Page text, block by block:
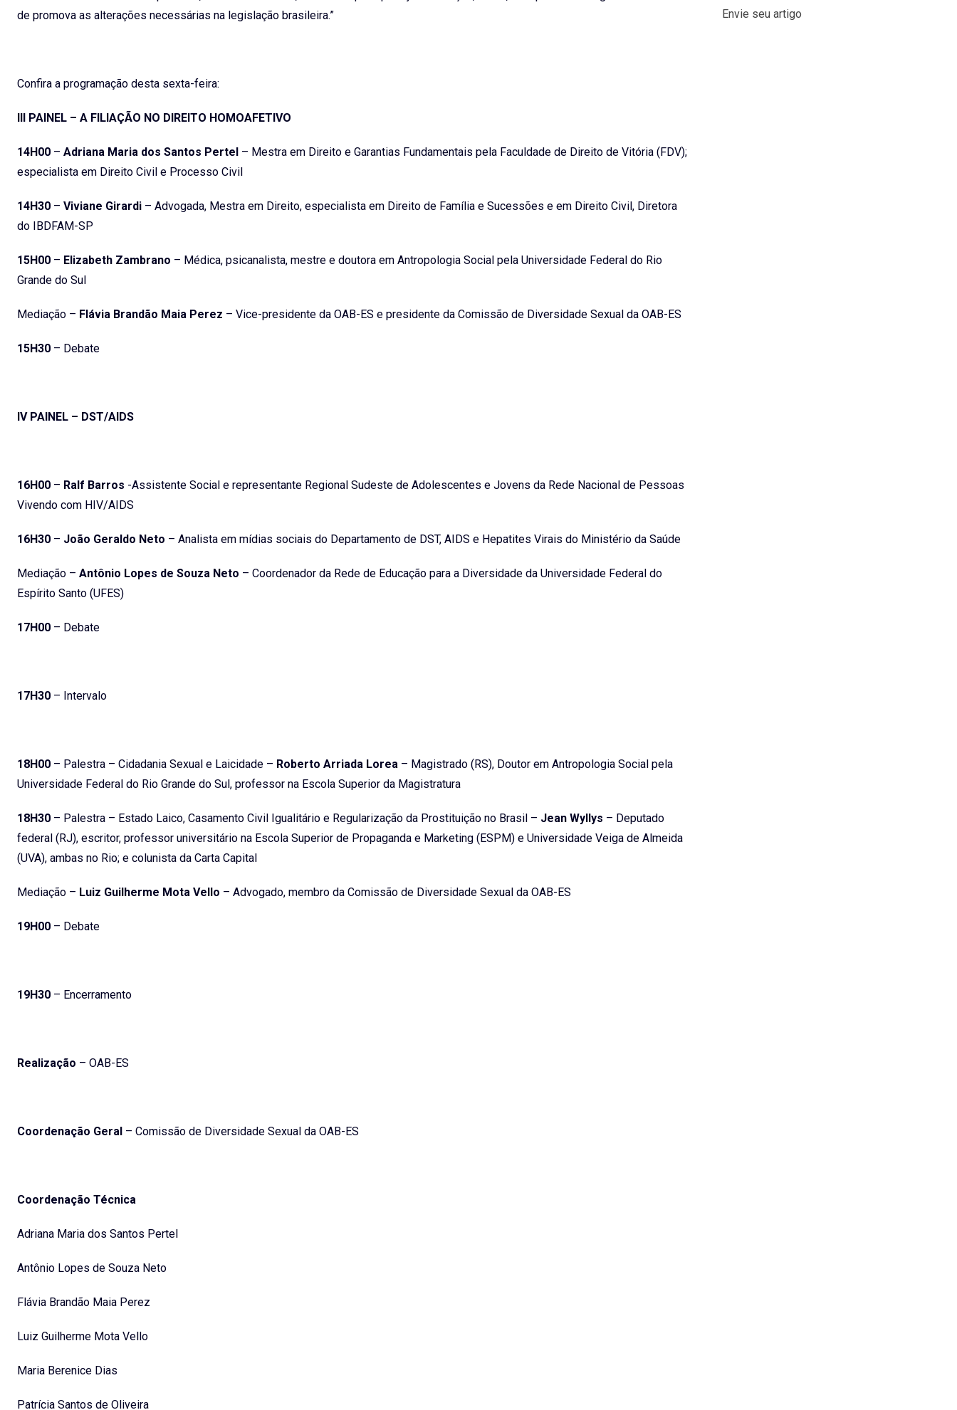
de promova as alterações necessárias na legislação brasileira.”
Confira a programação desta sexta-feira:
III PAINEL – A FILIAÇÃO NO DIREITO HOMOAFETIVO
14H00 – Adriana Maria dos Santos Pertel – Mestra em Direito e Garantias Fundamentais pela Faculdade de Direito de Vitória (FDV);
especialista em Direito Civil e Processo Civil
14H30 – Viviane Girardi – Advogada, Mestra em Direito, especialista em Direito de Família e Sucessões e em Direito Civil, Diretora
do IBDFAM-SP
15H00 – Elizabeth Zambrano – Médica, psicanalista, mestre e doutora em Antropologia Social pela Universidade Federal do Rio
Grande do Sul
Mediação – Flávia Brandão Maia Perez – Vice-presidente da OAB-ES e presidente da Comissão de Diversidade Sexual da OAB-ES
15H30 – Debate
IV PAINEL – DST/AIDS
16H00 – Ralf Barros -Assistente Social e representante Regional Sudeste de Adolescentes e Jovens da Rede Nacional de Pessoas
Vivendo com HIV/AIDS
16H30 – João Geraldo Neto – Analista em mídias sociais do Departamento de DST, AIDS e Hepatites Virais do Ministério da Saúde
Mediação – Antônio Lopes de Souza Neto – Coordenador da Rede de Educação para a Diversidade da Universidade Federal do
Espírito Santo (UFES)
17H00 – Debate
17H30 – Intervalo
18H00 – Palestra – Cidadania Sexual e Laicidade – Roberto Arriada Lorea – Magistrado (RS), Doutor em Antropologia Social pela
Universidade Federal do Rio Grande do Sul, professor na Escola Superior da Magistratura
18H30 – Palestra – Estado Laico, Casamento Civil Igualitário e Regularização da Prostituição no Brasil – Jean Wyllys – Deputado
federal (RJ), escritor, professor universitário na Escola Superior de Propaganda e Marketing (ESPM) e Universidade Veiga de Almeida
(UVA), ambas no Rio; e colunista da Carta Capital
Mediação – Luiz Guilherme Mota Vello – Advogado, membro da Comissão de Diversidade Sexual da OAB-ES
19H00 – Debate
19H30 – Encerramento
Realização – OAB-ES
Coordenação Geral – Comissão de Diversidade Sexual da OAB-ES
Coordenação Técnica
Adriana Maria dos Santos Pertel
Antônio Lopes de Souza Neto
Flávia Brandão Maia Perez
Luiz Guilherme Mota Vello
Maria Berenice Dias
Patrícia Santos de Oliveira
Envie seu artigo